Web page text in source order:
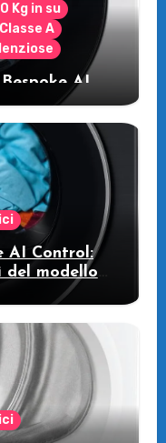
Kg in su
A
AI
la lavatrice
AI Control:
del modello